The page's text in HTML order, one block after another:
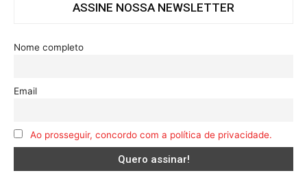
ASSINE NOSSA NEWSLETTER
Nome completo
Email
Ao prosseguir, concordo com a política de privacidade.